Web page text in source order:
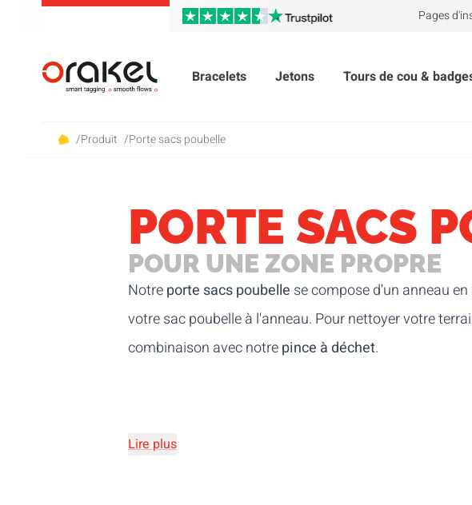
Pages
Bracelets Jetons Tours de cou &
/Produit /Porte sacs poubelle
PORTE SACS
POUR UNE ZONE PROPRE
Notreporte sacs poubelle se compose d'un anneau
votre sac poubelle à l'anneau. Pour nettoyer votre
combinaison avec notrepince à déchet.
Lire plus